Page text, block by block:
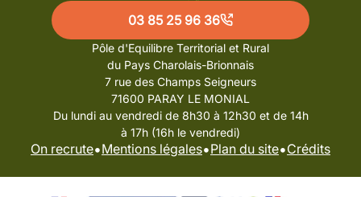
03 85 25 96 36
Pôle d'Equilibre Territorial et Rural
du Pays Charolais-Brionnais
7 rue des Champs Seigneurs
71600 PARAY LE MONIAL
Du lundi au vendredi de 8h30 à 12h30 et de 14h
à 17h (16h le vendredi)
On recrute•Mentions légales•Plan du site•Crédits